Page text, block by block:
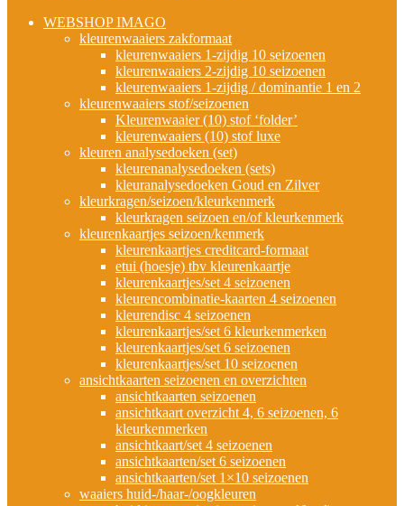
WEBSHOP IMAGO
kleurenwaaiers zakformaat
kleurenwaaiers 1-zijdig 10 seizoenen
kleurenwaaiers 2-zijdig 10 seizoenen
kleurenwaaiers 1-zijdig / dominantie 1 en 2
kleurenwaaiers stof/seizoenen
Kleurenwaaier (10) stof ‘folder’
kleurenwaaiers (10) stof luxe
kleuren analysedoeken (set)
kleurenanalysedoeken (sets)
kleuranalysedoeken Goud en Zilver
kleurkragen/seizoen/kleurkenmerk
kleurkragen seizoen en/of kleurkenmerk
kleurenkaartjes seizoen/kenmerk
kleurenkaartjes creditcard-formaat
etui (hoesje) tbv kleurenkaartje
kleurenkaartjes/set 4 seizoenen
kleurencombinatie-kaarten 4 seizoenen
kleurendisc 4 seizoenen
kleurenkaartjes/set 6 kleurkenmerken
kleurenkaartjes/set 6 seizoenen
kleurenkaartjes/set 10 seizoenen
ansichtkaarten seizoenen en overzichten
ansichtkaarten seizoenen
ansichtkaart overzicht 4, 6 seizoenen, 6
kleurkenmerken
ansichtkaart/set 4 seizoenen
ansichtkaarten/set 6 seizoenen
ansichtkaarten/set 1×10 seizoenen
waaiers huid-/haar-/oogkleuren